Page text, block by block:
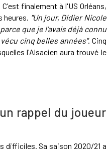
finalement à l'US Orléans,
heures. "Un jour, Didier Nicole
que je l’avais déjà connu
cinq belles années". Cinq
l'Alsacien aura trouvé le
rappel du joueur
difficiles. Sa saison 2020/21 a